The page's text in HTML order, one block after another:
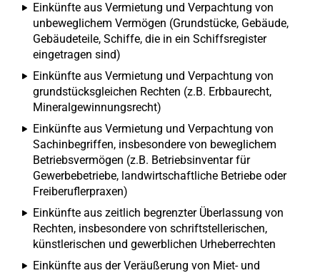
Einkünfte aus Vermietung und Verpachtung von
unbeweglichem Vermögen (Grundstücke, Gebäude,
Gebäudeteile, Schiffe, die in ein Schiffsregister
eingetragen sind)
Einkünfte aus Vermietung und Verpachtung von
grundstücksgleichen Rechten (z.B. Erbbaurecht,
Mineralgewinnungsrecht)
Einkünfte aus Vermietung und Verpachtung von
Sachinbegriffen, insbesondere von beweglichem
Betriebsvermögen (z.B. Betriebsinventar für
Gewerbebetriebe, landwirtschaftliche Betriebe oder
Freiberuflerpraxen)
Einkünfte aus zeitlich begrenzter Überlassung von
Rechten, insbesondere von schriftstellerischen,
künstlerischen und gewerblichen Urheberrechten
Einkünfte aus der Veräußerung von Miet- und